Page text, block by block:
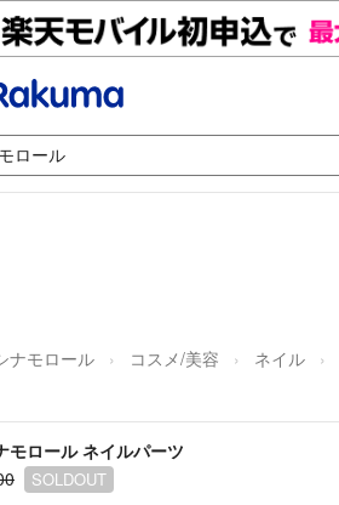
ナモロール コスメ/美容 ネイル
モロール ネイルパーツ
SOLDOUT